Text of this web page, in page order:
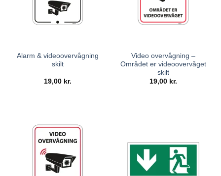
Alarm & videoovervågning
skilt
19,00 kr.
Video overvågning –
Området er videoovervåget
skilt
19,00 kr.